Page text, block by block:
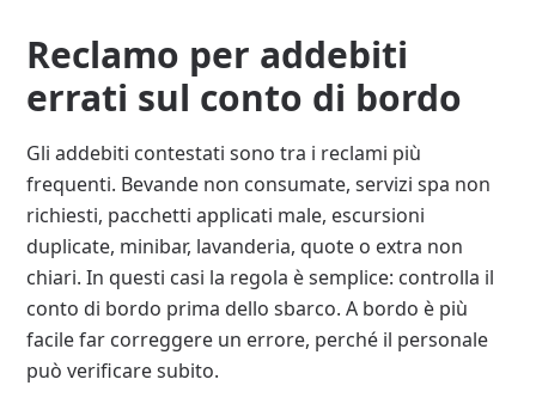
Reclamo per addebiti
errati sul conto di bordo
Gli addebiti contestati sono tra i reclami più
frequenti. Bevande non consumate, servizi spa non
richiesti, pacchetti applicati male, escursioni
duplicate, minibar, lavanderia, quote o extra non
chiari. In questi casi la regola è semplice: controlla il
conto di bordo prima dello sbarco. A bordo è più
facile far correggere un errore, perché il personale
può verificare subito.